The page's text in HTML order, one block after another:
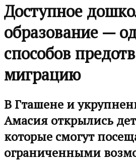
Доступное
образование —
способов
миграцию
В Гташене и
Амасия открылись
которые смогут
ограниченными